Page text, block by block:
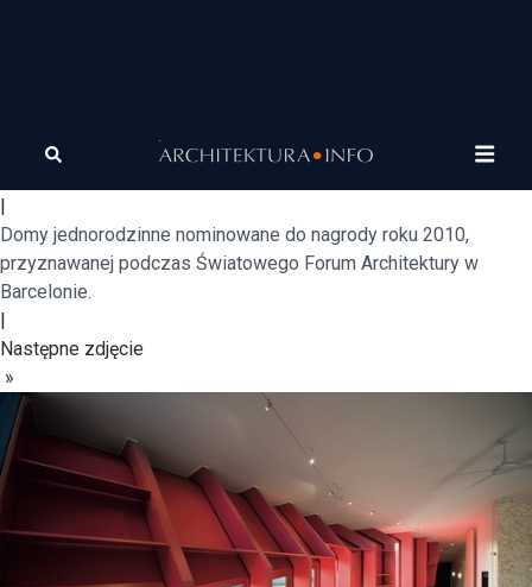
|
Domy jednorodzinne nominowane do nagrody roku 2010,
przyznawanej podczas Światowego Forum Architektury w
Barcelonie.
|
Następne zdjęcie
»